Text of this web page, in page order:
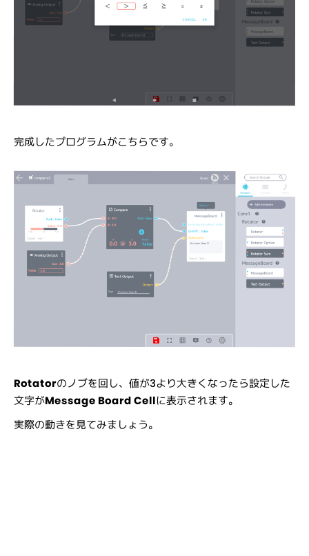
完成したプログラムがこちらです。
Rotatorのノブを回し、値が3より大きくなったら設定した
文字がMessage Board Cellに表示されます。
実際の動きを見てみましょう。